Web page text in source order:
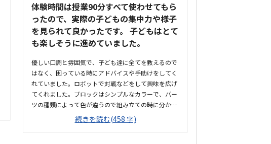
体験時間は授業90分すべて使わせてもら
ったので、実際の子どもの集中力や様子
を見られて良かったです。 子どもはとて
も楽しそうに進めていました。
優しい口調と雰囲気で、子ども達に全てを教えるので
はなく、困っている時にアドバイスや手助けをしてく
れていました。ロボットで対戦などをして興味を広げ
てくれました。ブロックはシンプルなカラーで、パー
ツの種類によって色が違うので組み立ての時に分かり
やすそうでした。子どもが興味を持ちそうなロボット
の形や動きがあり良かったです。駐車場は停めやす
続きを読む(458 字)